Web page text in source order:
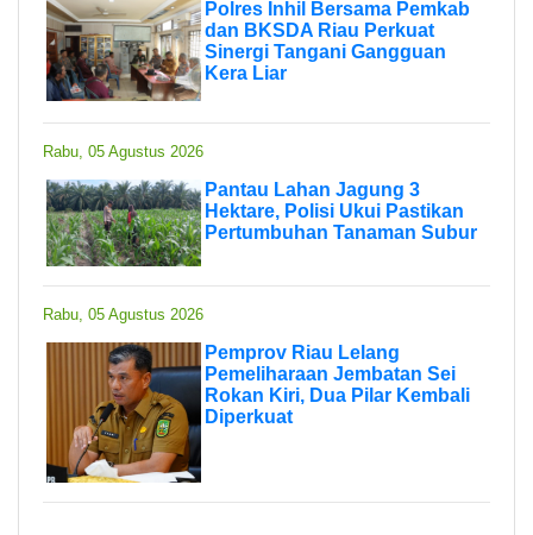
Polres Inhil Bersama Pemkab
dan BKSDA Riau Perkuat
Sinergi Tangani Gangguan
Kera Liar
Rabu, 05 Agustus 2026
Pantau Lahan Jagung 3
Hektare, Polisi Ukui Pastikan
Pertumbuhan Tanaman Subur
Rabu, 05 Agustus 2026
Pemprov Riau Lelang
Pemeliharaan Jembatan Sei
Rokan Kiri, Dua Pilar Kembali
Diperkuat